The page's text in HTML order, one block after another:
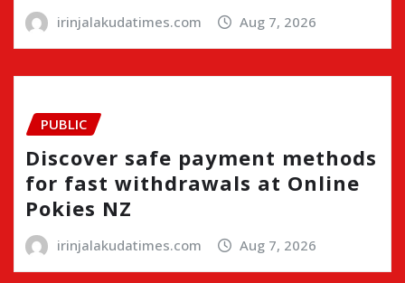
irinjalakudatimes.com Aug 7, 2026
PUBLIC
Discover safe payment methods
for fast withdrawals at Online
Pokies NZ
irinjalakudatimes.com Aug 7, 2026